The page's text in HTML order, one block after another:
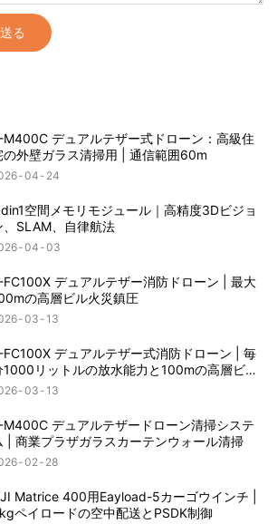
る
M400C デュアルテザー式ドローン：高級住
の外壁ガラス清掃用 | 通信範囲60m
04 24
空間メモリモジュール｜高精度3Dビジョ
、SLAM、自律航法
04 03
FC100X デュアルテザー消防ドローン | 最大
の高層ビル火災鎮圧
03 13
FC100X デュアルテザー式消防ドローン | 毎
1000リットルの放水能力と100mの高層ビル
災救助能力
03 13
M400C デュアルテザードローン清掃システ
| 商業プラザガラスカーテンウォール清掃
02 28
Matrice 400用Eayload-5カーゴウインチ |
ペイロードの空中配送とPSDK制御